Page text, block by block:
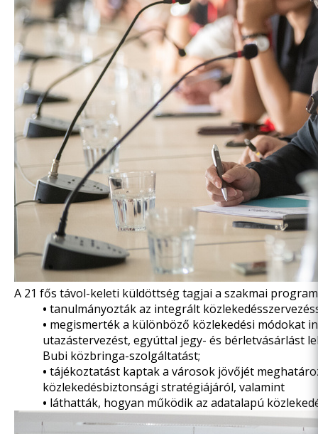
A 21 fős távol-keleti küldöttség tagjai a szakmai
• tanulmányozták az integrált
• megismerték a különböző közlekedési módokat
utazástervezést, egyúttal jegy- és bérletvásárlást
Bubi közbringa-szolgáltatást;
• tájékoztatást kaptak a városok jövőjét
közlekedésbiztonsági stratégiájáról, valamint
• láthatták, hogyan működikaz adatalapú